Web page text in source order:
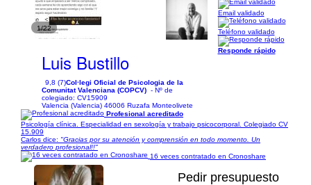
1/22
Luis Bustillo
9,8 (7)Col·legi Oficial de Psicologia de la
Comunitat Valenciana (COPCV) - Nº de
colegiado: CV15909
Valencia (Valencia) 46006 Ruzafa Monteolivete
Email validado
Teléfono validado
Responde rápido
Profesional acreditado
Psicología clínica. Especialidad en sexología y trabajo psicocorporal. Colegiado CV
15.909
Carlos dice: "Gracias por su atención y comprensión en todo momento. Un
verdadero profesional!!"
16 veces contratado en Cronoshare
Pedir presupuesto